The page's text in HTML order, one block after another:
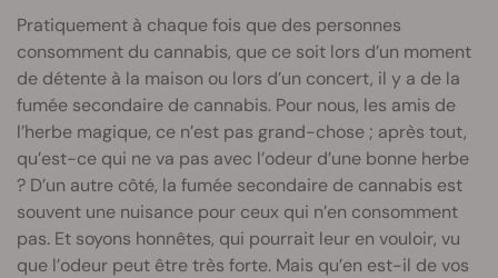
Pratiquement à chaque fois que des personnes
consomment du cannabis, que ce soit lors d’un moment
de détente à la maison ou lors d’un concert, il y a de la
fumée secondaire de cannabis. Pour nous, les amis de
l’herbe magique, ce n’est pas grand-chose ; après tout,
qu’est-ce qui ne va pas avec l’odeur d’une bonne herbe
? D’un autre côté, la fumée secondaire de cannabis est
souvent une nuisance pour ceux qui n’en consomment
pas. Et soyons honnêtes, qui pourrait leur en vouloir, vu
que l’odeur peut être très forte. Mais qu’en est-il de vos